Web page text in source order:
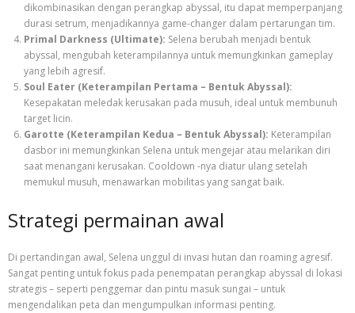
dikombinasikan dengan perangkap abyssal, itu dapat memperpanjang
durasi setrum, menjadikannya game-changer dalam pertarungan tim.
Primal Darkness (Ultimate): Selena berubah menjadi bentuk
abyssal, mengubah keterampilannya untuk memungkinkan gameplay
yang lebih agresif.
Soul Eater (Keterampilan Pertama – Bentuk Abyssal):
Kesepakatan meledak kerusakan pada musuh, ideal untuk membunuh
target licin.
Garotte (Keterampilan Kedua – Bentuk Abyssal): Keterampilan
dasbor ini memungkinkan Selena untuk mengejar atau melarikan diri
saat menangani kerusakan. Cooldown -nya diatur ulang setelah
memukul musuh, menawarkan mobilitas yang sangat baik.
Strategi permainan awal
Di pertandingan awal, Selena unggul di invasi hutan dan roaming agresif.
Sangat penting untuk fokus pada penempatan perangkap abyssal di lokasi
strategis – seperti penggemar dan pintu masuk sungai – untuk
mengendalikan peta dan mengumpulkan informasi penting.